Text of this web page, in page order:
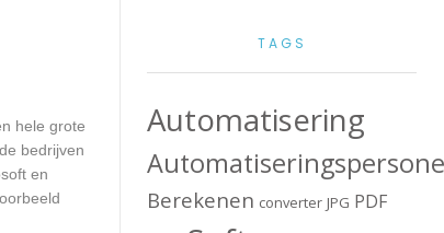
hele grote
bedrijven
en
TAGS
Automatisering
Berekenen converter JPG PDF